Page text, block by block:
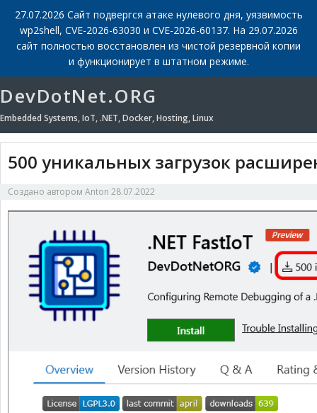
27.07.2026 Сайт подвергся атаке нулевого дня, уязвимость
wp2shell, CVE-2026-63030 и CVE-2026-60137. На 29.07.2026
сайт полностью восстановлен из чистой резервной копии
и функционирует в штатном режиме.
DevDotNet.ORG
Embedded Systems, IoT, .NET, Docker, Hosting, Linux
500 уникальных загрузок
Создано автором Anton 28.07.2022